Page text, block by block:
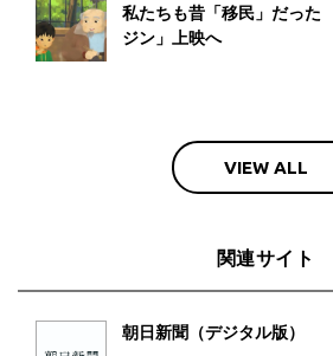
私たちも昔「移民」だっ
ジン」上映へ
VIEW ALL
関連サイト
朝日新聞（デジタル版）